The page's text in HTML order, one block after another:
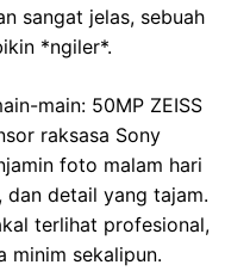
sangat jelas, sebuah
*ngiler*.
main: 50MP ZEISS
raksasa Sony
foto malam hari
dan detail yang tajam.
terlihat profesional,
minim sekalipun.